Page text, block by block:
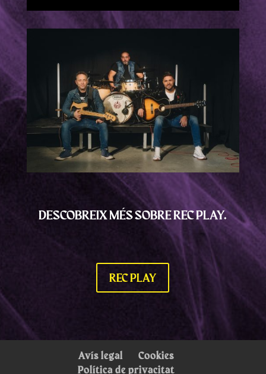
DESCOBREIX MÉS SOBRE REC PLAY.
REC PLAY
Avís legal
Cookies
Política de privacitat